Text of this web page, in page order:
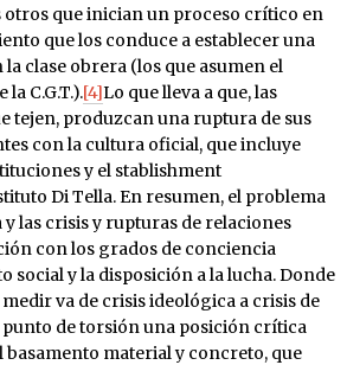
otros que inician un proceso crítico en
que los conduce a establecer una
clase obrera (los que asumen el
C.G.T.).[4]Lo que lleva a que, las
tejen, produzcan una ruptura de sus
con la cultura oficial, que incluye
y el stablishment
Di Tella. En resumen, el problema
las crisis y rupturas de relaciones
con los grados de conciencia
social y la disposición a la lucha. Donde
va de crisis ideológica a crisis de
de torsión una posición crítica
basamento material y concreto, que